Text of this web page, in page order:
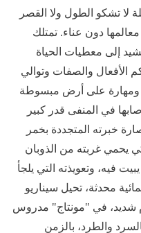
لا تشكو الطول ولا القصر
دون عناء. تمتلك
إلى معطيات الحياة
الأفعال والصفات وتوالي
ومهارة على أرض مبسوطة
في المنفى قدر كبير
خبرته المتجددة بخمر
يحمي غربته من الذوبان
فيه، وتعويذته التي يلجأ
محدثة، تحيل سيناريو
شديد، في "مونتاج" مدروس
والطرد، بالزمن